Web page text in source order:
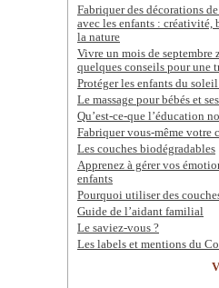
Fabriquer des décorations
avec les enfants : créativité,
la nature
Vivre un mois de septembre
quelques conseils pour une
Protéger les enfants du
Le massage pour bébés et
Qu’est-ce-que l’éducation
Fabriquer vous-même votre
Les couches biodégradables
Apprenez à gérer vos
enfants
Pourquoi utiliser des
Guide de l’aidant familial
Le saviez-vous ?
Les labels et mentions du